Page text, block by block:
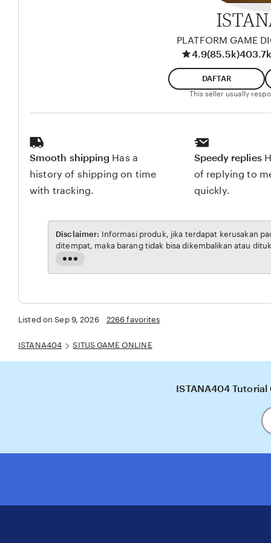
PLATFORM GAME
4.9(85.5k)
DAFTAR
This seller usually
Smooth shipping Has a
history of shipping on time
with tracking.
Speedy replies
of replying to
quickly.
Read
the
Disclaimer: Informasi produk, jika terdapat kerusakan
ditempat, maka barang tidak bisa dikembalikan atau
Listed on Sep 9, 2026 2266 favorites
ISTANA404 SITUS GAME ONLINE
ISTANA404